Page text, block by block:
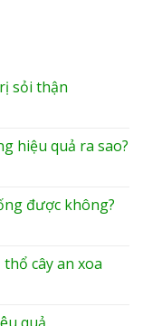
sỏi thận
hiệu quả ra sao?
được không?
cây an xoa